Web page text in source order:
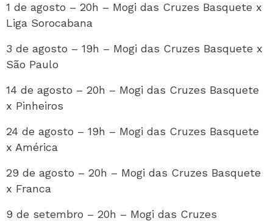
1 de agosto – 20h – Mogi das Cruzes Basquete x
Liga Sorocabana
3 de agosto – 19h – Mogi das Cruzes Basquete x
São Paulo
14 de agosto – 20h – Mogi das Cruzes Basquete
x Pinheiros
24 de agosto – 19h – Mogi das Cruzes Basquete
x América
29 de agosto – 20h – Mogi das Cruzes Basquete
x Franca
9 de setembro – 20h – Mogi das Cruzes